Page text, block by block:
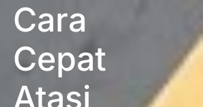
Cara
Cepat
Atasi